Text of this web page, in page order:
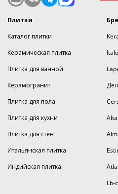
Плитки
Каталог плитки
Керамическая плитка
Плитка для ванной
Керамогранит
Плитка для пола
Плитка для кухни
Плитка для стен
Итальянская плитка
Индийская плитка
Lb-